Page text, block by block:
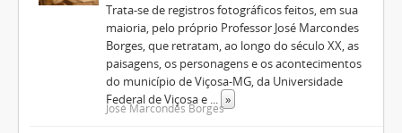
Trata-se de registros fotográficos feitos, em sua
maioria, pelo próprio Professor José Marcondes
Borges, que retratam, ao longo do século XX, as
paisagens, os personagens e os acontecimentos
do município de Viçosa-MG, da Universidade
Federal de Viçosa e
»
José Marcondes Borges